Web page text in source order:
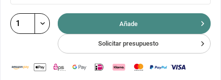
Añade
Solicitar presupuesto